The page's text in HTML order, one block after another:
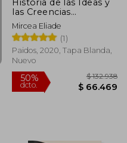
las Creencias
Religiosas Vol. 3 de
Mahoma a la era de las
Reformas
Mircea Eliade
(1)
Paidos, 2020, Tapa Blanda,
Nuevo